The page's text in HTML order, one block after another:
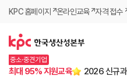
KPC 홈페이지 온라인교육 자격 접수
중소·중견기업
최대 95% 지원교육 2026 신규